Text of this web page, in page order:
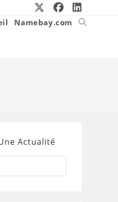
Namebay.com
Toggle
Actualité
Press
to